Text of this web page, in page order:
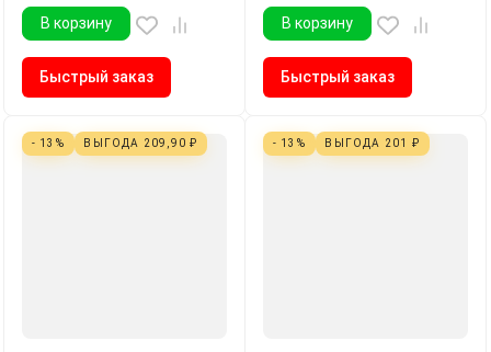
В корзину
Быстрый заказ
В корзину
Быстрый заказ
- 13% ВЫГОДА 209,90 ₽ - 13% ВЫГОДА 201 ₽